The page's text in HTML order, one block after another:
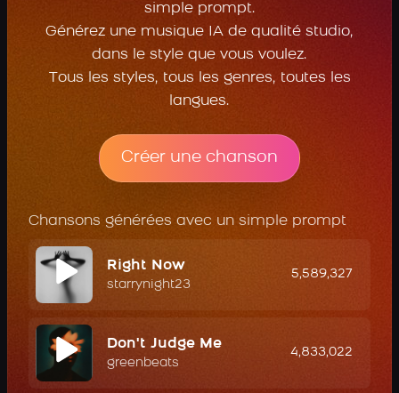
simple prompt.
Générez une musique IA de qualité studio,
dans le style que vous voulez.
Tous les styles, tous les genres, toutes les
langues.
Créer une chanson
Chansons générées avec un simple prompt
Right Now
starrynight23
5,589,327
Don't Judge Me
greenbeats
4,833,022